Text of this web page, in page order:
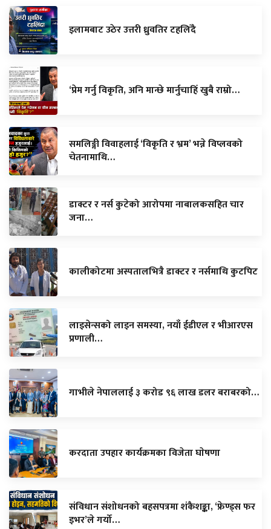
इलामबाट उठेर उत्तरी ध्रुवतिर टहलिँदै
‘प्रेम गर्नु विकृति, अनि मान्छे मार्नुचाहिँ खुबै राम्रो…
समलिङ्गी विवाहलाई ‘विकृति र भ्रम’ भन्ने विप्लवको
चेतनामाथि…
डाक्टर र नर्स कुटेको आरोपमा नाबालकसहित चार
जना…
कालीकोटमा अस्पतालभित्रै डाक्टर र नर्समाथि कुटपिट
लाइसेन्सको लाइन समस्या, नयाँ ईडीएल र भीआरएस
प्रणाली…
गाभीले नेपाललाई ३ करोड ९६ लाख डलर बराबरको…
करदाता उपहार कार्यक्रमका विजेता घाेषणा
संविधान संशोधनको बहसपत्रमा शंकैशङ्का, ‘फ्रेण्ड्स फर
इभर’ले गर्यो…